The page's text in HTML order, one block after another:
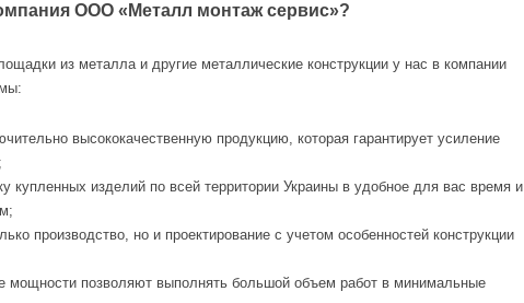
ООО «Металл монтаж сервис»?
из металла и другие металлические конструкции у нас в компании
высококачественную продукцию, которая гарантирует усиление
купленных изделий по всей территории Украины в удобное для вас время и
производство, но и проектирование с учетом особенностей конструкции
мощности позволяют выполнять большой объем работ в минимальные